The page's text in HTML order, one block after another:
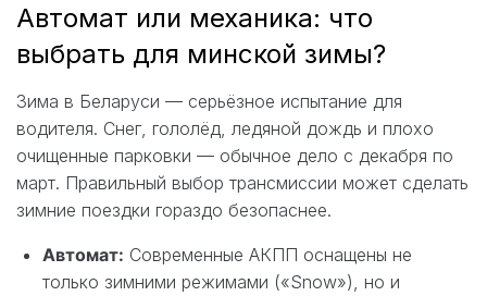
Автомат или механика: что
выбрать для минской зимы?
Зима в Беларуси — серьёзное испытание для
водителя. Снег, гололёд, ледяной дождь и плохо
очищенные парковки — обычное дело с декабря по
март. Правильный выбор трансмиссии может сделать
зимние поездки гораздо безопаснее.
Автомат: Современные АКПП оснащены не
только зимними режимами («Snow»), но и